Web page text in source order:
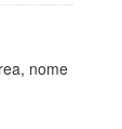
nome